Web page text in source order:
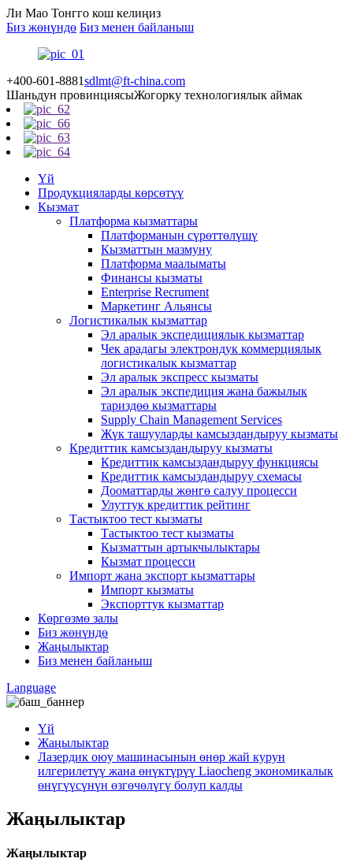
Ли Мао Тонгго кош келиңиз
Биз жөнүндө Биз менен байланыш
+400-601-8881sdlmt@ft-china.com
Шаньдун провинциясыЖогорку технологиялык аймак
Үй
Продукцияларды көрсөтүү
Кызмат
Платформа кызматтары
Платформанын сүрөттөлүшү
Кызматтын мазмуну
Платформа маалыматы
Финансы кызматы
Enterprise Recrument
Маркетинг Альянсы
Логистикалык кызматтар
Эл аралык экспедициялык кызматтар
Чек арадагы электрондук коммерциялык
логистикалык кызматтар
Эл аралык экспресс кызматы
Эл аралык экспедиция жана бажылык
тариздөө кызматтары
Supply Chain Management Services
Жүк ташууларды камсыздандыруу кызматы
Кредиттик камсыздандыруу кызматы
Кредиттик камсыздандыруу функциясы
Кредиттик камсыздандыруу схемасы
Дооматтарды жөнгө салуу процесси
Улуттук кредиттик рейтинг
Тастыктоо тест кызматы
Тастыктоо тест кызматы
Кызматтын артыкчылыктары
Кызмат процесси
Импорт жана экспорт кызматтары
Импорт кызматы
Экспорттук кызматтар
Көргөзмө залы
Биз жөнүндө
Жаңылыктар
Биз менен байланыш
Language
Үй
Жаңылыктар
Лазердик оюу машинасынын өнөр жай курун
илгерилетүү жана өнүктүрүү Liaocheng экономикалык
өнүгүүсүнүн өзгөчөлүгү болуп калды
Жаңылыктар
Жаңылыктар